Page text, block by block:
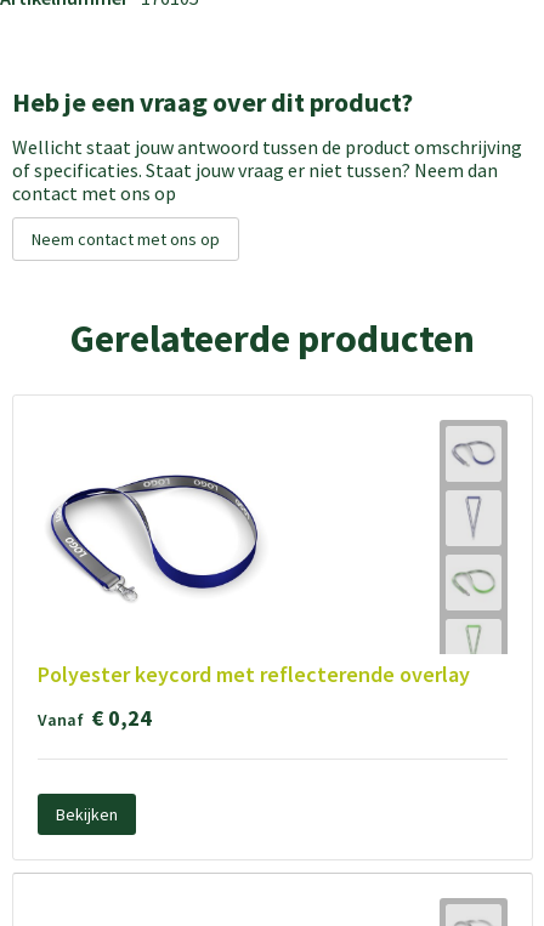
Heb je een vraag over dit product?
Wellicht staat jouw antwoord tussen de product omschrijving
of specificaties. Staat jouw vraag er niet tussen? Neem dan
contact met ons op
Neem contact met ons op
Gerelateerde producten
Polyester keycord met reflecterende overlay
Vanaf € 0,24
Bekijken